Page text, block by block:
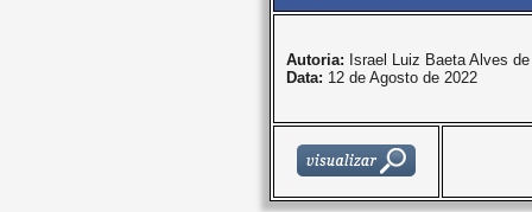
Autoria: Israel Luiz Baeta Alves
Data: 12 de Agosto de 2022